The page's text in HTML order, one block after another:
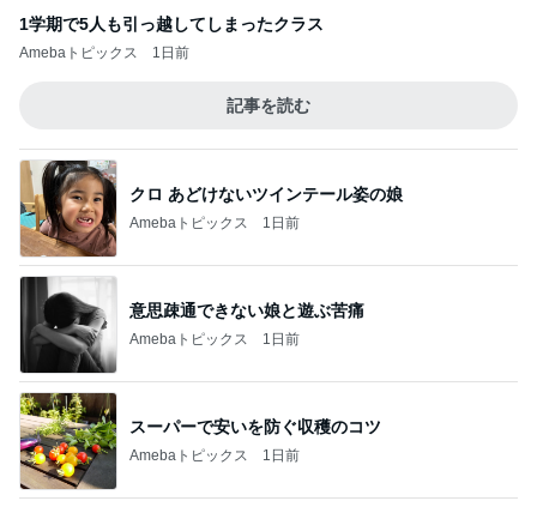
60代のひとり暮らしで抜けた肩の力
Amebaトピックス
記事を読む
美奈代 夫とローストビーフの夕食